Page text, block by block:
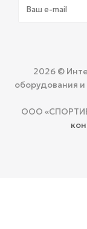
2026 ©
оборудования
ООО